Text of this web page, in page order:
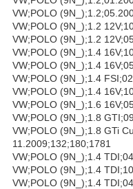
VW;POLO
VW;POLO (9N_);1.2
VW;POLO (9N_);1.2
VW;POLO (9N_);1.4
VW;POLO (9N_);1.4
VW;POLO (9N_);1.4
VW;POLO (9N_);1.4
VW;POLO (9N_);1.6
VW;POLO (9N_);1.8
VW;POLO (9N_);1.8 GTi
11.2009;132;180;1781
VW;POLO (9N_);1.4
VW;POLO (9N_);1.4
VW;POLO (9N_);1.4